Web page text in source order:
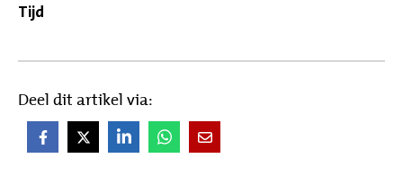
Tijd
Deel dit artikel via: